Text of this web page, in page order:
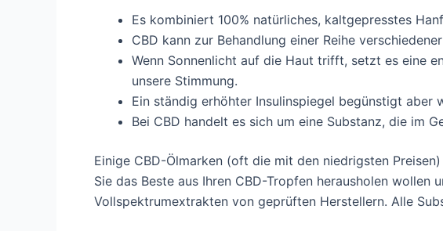
Es kombiniert 100% natürliches, kaltgepresstes
CBD kann zur Behandlung einer Reihe
Wenn Sonnenlicht auf die Haut trifft, setzt es eine
unsere Stimmung.
Ein ständig erhöhter Insulinspiegel begünstigt
Bei CBD handelt es sich um eine Substanz, die im
Einige CBD-Ölmarken (oft die mit den niedrigsten
Sie das Beste aus Ihren CBD-Tropfen herausholen wollen
Vollspektrumextrakten von geprüften Herstellern. Alle